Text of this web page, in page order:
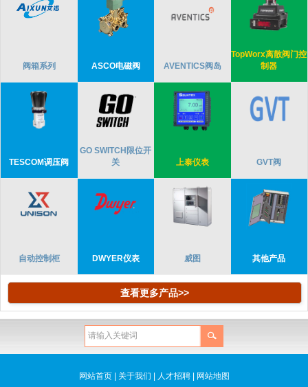
阀箱系列 ASCO电磁阀 AVENTICS阀岛
TopWorx离散阀门控
制器
TESCOM调压阀
GO SWITCH限位开
关
上泰仪表 GVT阀
自动控制柜 DWYER仪表 威图 其他产品
查看更多产品>>
网站首页| 关于我们 人才招聘| 网站地图